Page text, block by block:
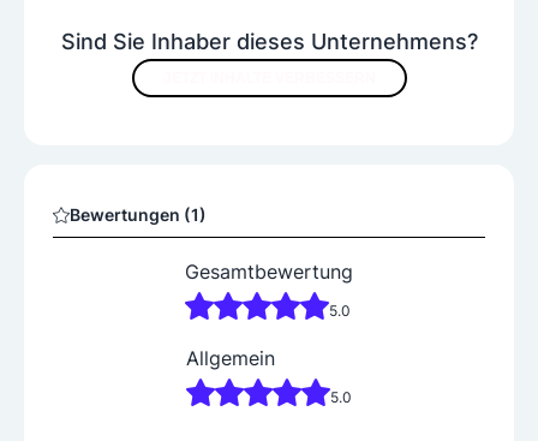
Sind Sie Inhaber dieses Unternehmens?
Bewertungen (1)
Gesamtbewertung
5.0
Allgemein
5.0